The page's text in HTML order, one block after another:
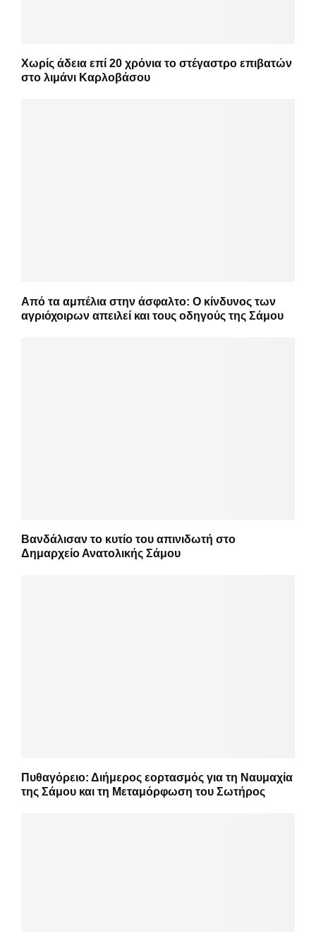
Χωρίς άδεια επί 20 χρόνια το στέγαστρο επιβατών
στο λιμάνι Καρλοβάσου
Από τα αμπέλια στην άσφαλτο: Ο κίνδυνος των
αγριόχοιρων απειλεί και τους οδηγούς της Σάμου
Βανδάλισαν το κυτίο του απινιδωτή στο
Δημαρχείο Ανατολικής Σάμου
Πυθαγόρειο: Διήμερος εορτασμός για τη Ναυμαχία
της Σάμου και τη Μεταμόρφωση του Σωτήρος